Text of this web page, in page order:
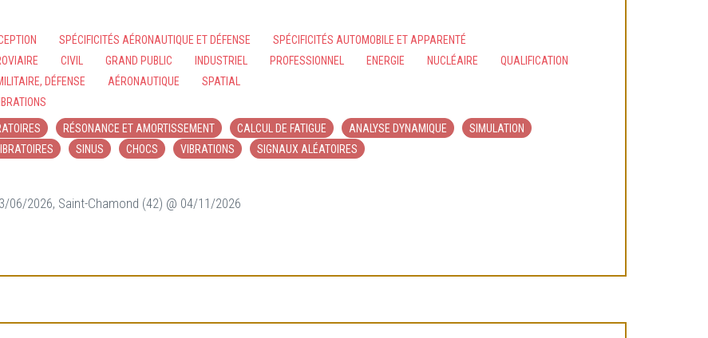
SPÉCIFICITÉS AÉRONAUTIQUE ET DÉFENSE
SPÉCIFICITÉS AUTOMOBILE ET APPARENTÉ
CIVIL GRAND PUBLIC INDUSTRIEL PROFESSIONNEL ENERGIE NUCLÉAIRE
QUALIFICATION
DÉFENSE AÉRONAUTIQUE SPATIAL
RÉSONANCE ET AMORTISSEMENT CALCUL DE FATIGUE ANALYSE DYNAMIQUE
SIMULATION
SINUS CHOCS VIBRATIONS SIGNAUX ALÉATOIRES
06/2026, Saint-Chamond (42) @ 04/11/2026